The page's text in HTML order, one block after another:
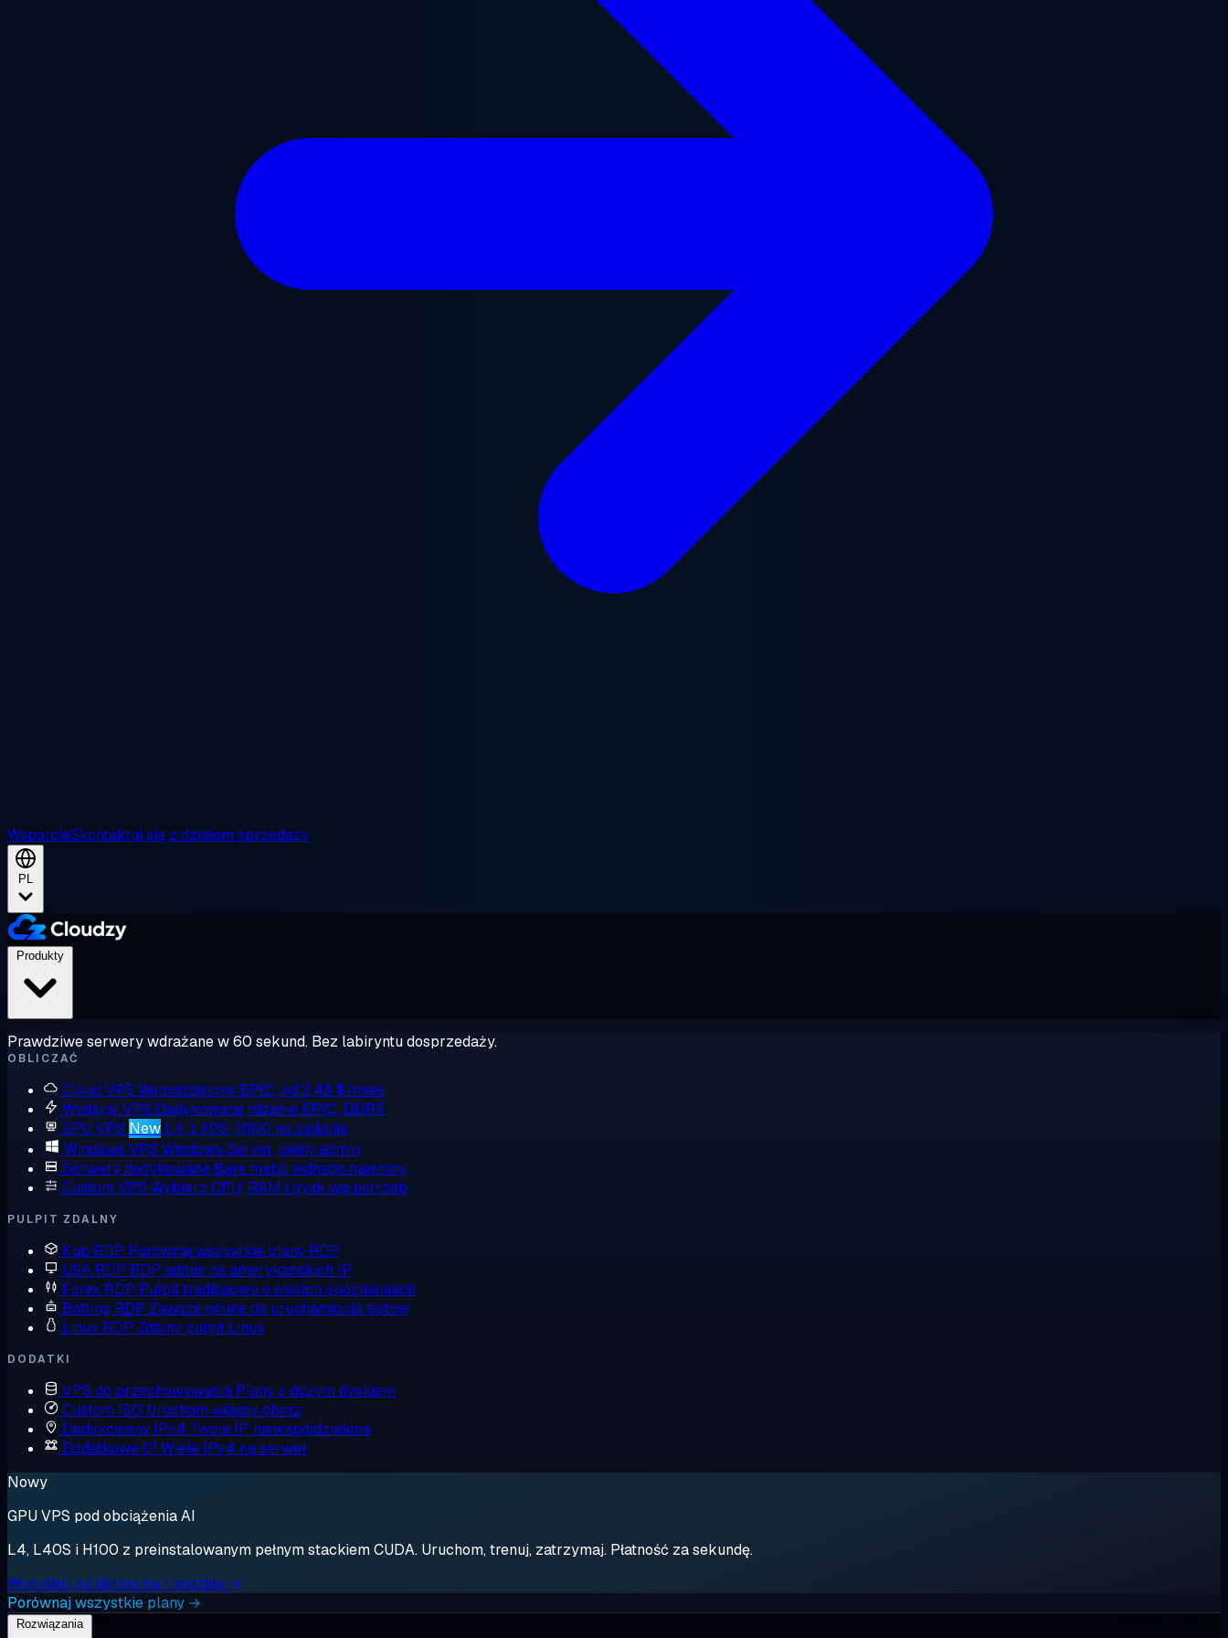
WsparcieSkontaktuj się z działem sprzedaży
PL
Prawdziwe serwery wdrażane w 60 sekund. Bez labiryntu dosprzedaży.
OBLICZAĆ
Cloud VPS Współdzielony EPYC, od 2,48 $/mies
Wydajny VPS Dedykowane rdzenie EPYC, DDR5
GPU VPS New L4, L40S, H100 na żądanie
Windows VPS Windows Server, pełny admin
Serwery dedykowane Bare metal jednego najemcy
Custom VPS Wybierz CPU, RAM i dysk wg potrzeb
PULPIT ZDALNY
Kup RDP Porównaj wszystkie plany RDP
USA RDP RDP admin na amerykańskich IP
Forex RDP Pulpit tradingowy o niskich opóźnieniach
Botting RDP Zawsze online do uruchamiania botów
Linux RDP Zdalny pulpit Linux
DODATKI
VPS do przechowywania Plany z dużym dyskiem
Custom ISO Uruchom własny obraz
Dedykowany IPv4 Twoje IP, niewspółdzielone
Dodatkowe IP Wiele IPv4 na serwer
Nowy
GPU VPS pod obciążenia AI
L4, L40S i H100 z preinstalowanym pełnym stackiem CUDA. Uruchom, trenuj, zatrzymaj. Płatność za sekundę.
Wypróbuj za darmo na 1 godzinę →
Porównaj wszystkie plany →
Rozwiązania